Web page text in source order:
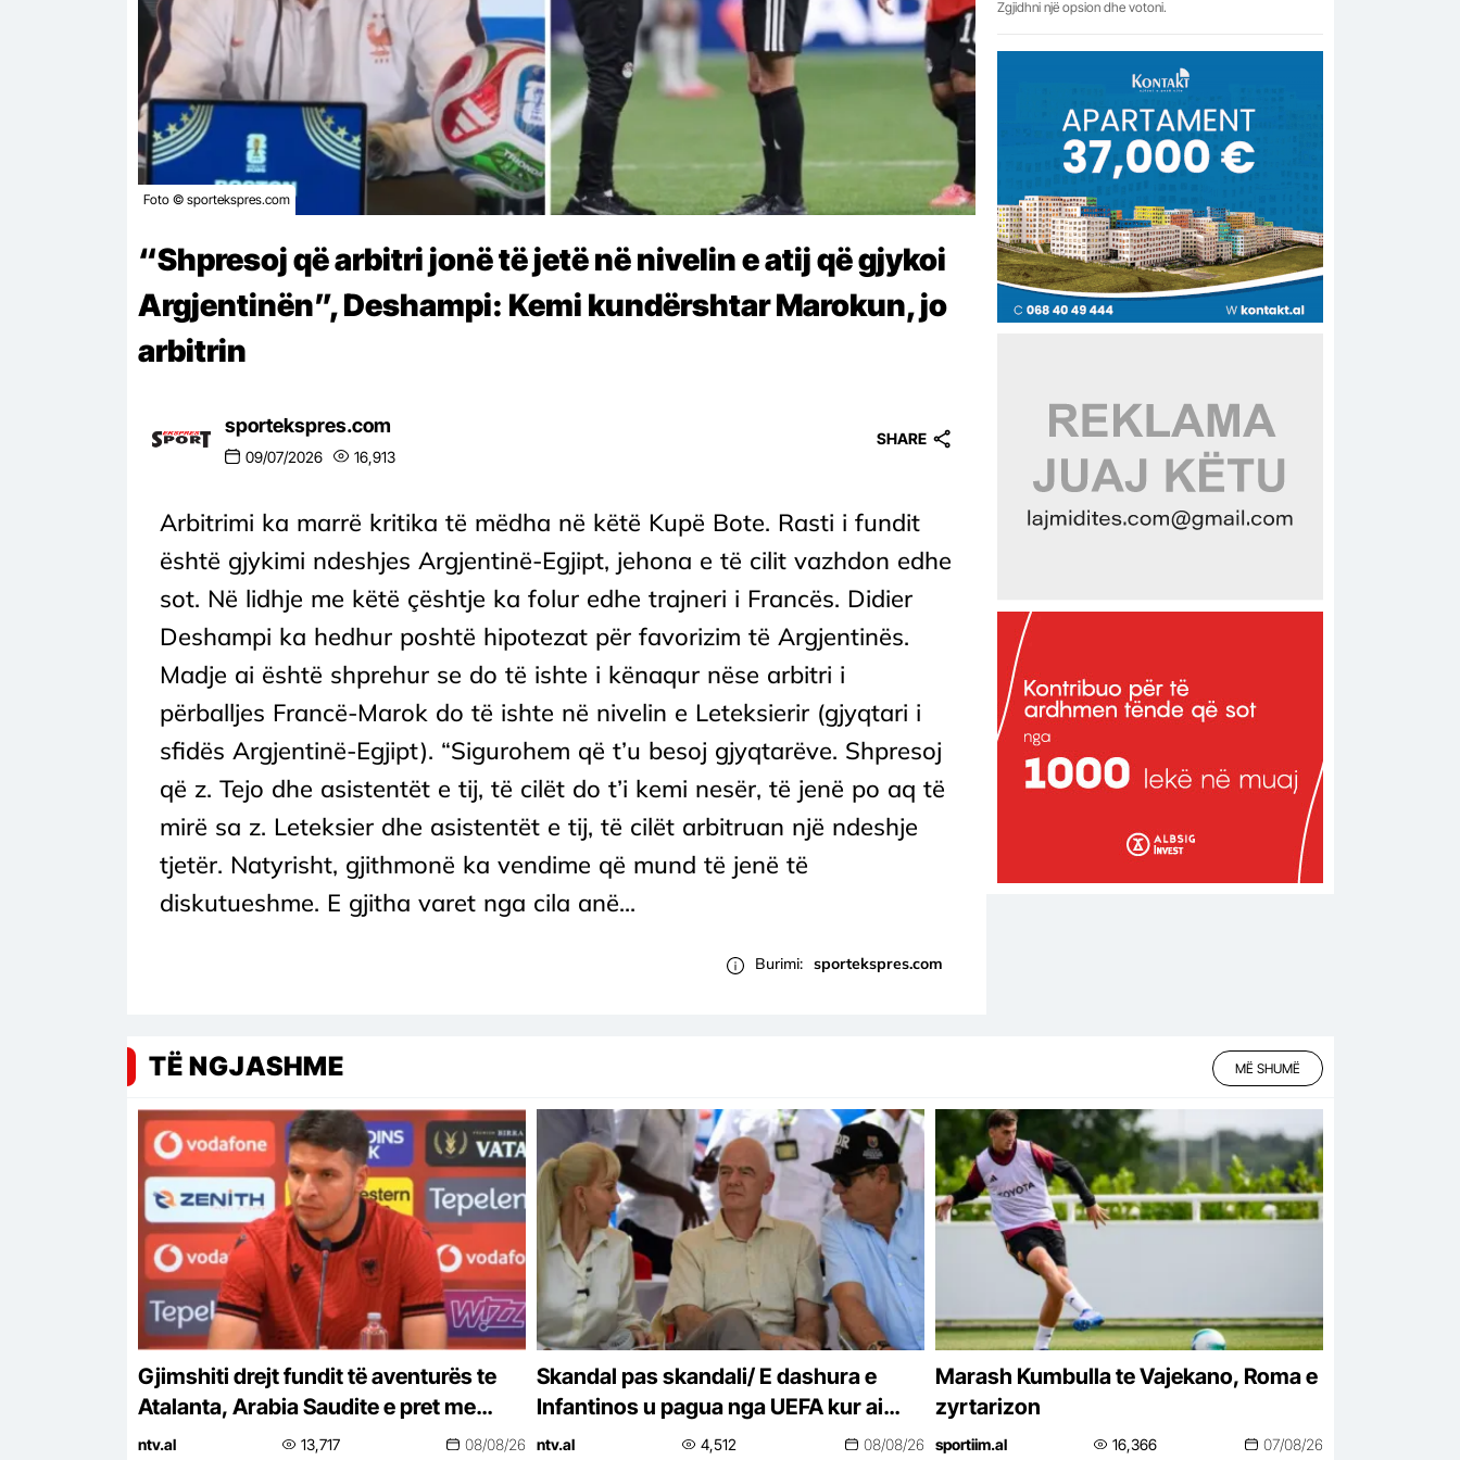
Foto © sportekspres.com
“Shpresoj që arbitri jonë të jetë në nivelin e atij që gjykoi
Argjentinën”, Deshampi: Kemi kundërshtar Marokun, jo
arbitrin
sportekspres.com
09/07/2026 16,913
SHARE
Arbitrimi ka marrë kritika të mëdha në këtë Kupë Bote. Rasti i fundit
është gjykimi ndeshjes Argjentinë-Egjipt, jehona e të cilit vazhdon edhe
sot. Në lidhje me këtë çështje ka folur edhe trajneri i Francës. Didier
Deshampi ka hedhur poshtë hipotezat për favorizim të Argjentinës.
Madje ai është shprehur se do të ishte i kënaqur nëse arbitri i
përballjes Francë-Marok do të ishte në nivelin e Leteksierir (gjyqtari i
sfidës Argjentinë-Egjipt). “Sigurohem që t’u besoj gjyqtarëve. Shpresoj
që z. Tejo dhe asistentët e tij, të cilët do t’i kemi nesër, të jenë po aq të
mirë sa z. Leteksier dhe asistentët e tij, të cilët arbitruan një ndeshje
tjetër. Natyrisht, gjithmonë ka vendime që mund të jenë të
diskutueshme. E gjitha varet nga cila anë...
Burimi: sportekspres.com
Zgjidhni një opsion dhe votoni.
TË NGJASHME MË SHUMË
Gjimshiti drejt fundit të aventurës te
Atalanta, Arabia Saudite e pret me
kontratë milionëshe
ntv.al 13,717 08/08/26
Skandal pas skandali/ E dashura e
Infantinos u pagua nga UEFA kur ai
ishte sekretar i përgjithshëm
ntv.al 4,512 08/08/26
Marash Kumbulla te Vajekano, Roma e
zyrtarizon
sportiim.al 16,366 07/08/26